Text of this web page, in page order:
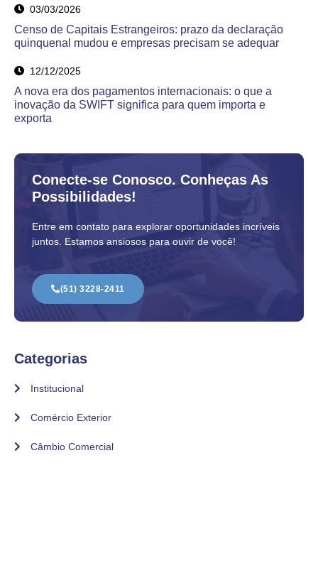
03/03/2026
Censo de Capitais Estrangeiros: prazo da declaração
quinquenal mudou e empresas precisam se adequar
12/12/2025
A nova era dos pagamentos internacionais: o que a
inovação da SWIFT significa para quem importa e
exporta
Conecte-se Conosco. Conheças As
Possibilidades!
Entre em contato para explorar oportunidades incríveis
juntos. Estamos ansiosos para ouvir de você!
(51) 3228-2411
Categorias
Institucional
Comércio Exterior
Câmbio Comercial